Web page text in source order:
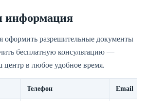
информация
оформить разрешительные документы
бесплатную консультацию —
центр в любое удобное время.
Телефон Email